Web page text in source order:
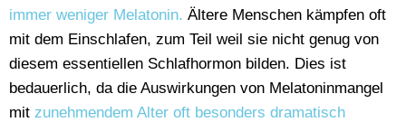
immer weniger Melatonin. Ältere Menschen kämpfen oft
mit dem Einschlafen, zum Teil weil sie nicht genug von
diesem essentiellen Schlafhormon bilden. Dies ist
bedauerlich, da die Auswirkungen von Melatoninmangel
mit zunehmendem Alter oft besonders dramatisch